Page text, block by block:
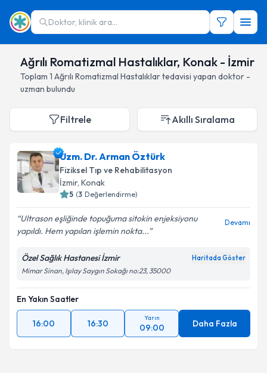
Doktor, klinik ara...
Ağrılı Romatizmal Hastalıklar, Konak - İzmir
Toplam 1 Ağrılı Romatizmal Hastalıklartedavisi yapan doktor -
uzman bulundu
Filtrele Akıllı Sıralama
Uzm. Dr. Arman Öztürk
Fiziksel Tıp ve Rehabilitasyon
İzmir, Konak
5 (3 Değerlendirme)
Ultrason eşliğinde topuğuma sitokin enjeksiyonu
yapıldı. Hem yapılan işlemin nokta...
Devamı
Özel Sağlık Hastanesi İzmir Haritada Göster
Mimar Sinan, Işılay Saygın Sokağı no:23, 35000
En Yakın Saatler
16:00 16:30
Yarın
09:00 Daha Fazla